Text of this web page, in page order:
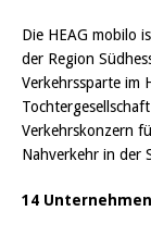
Die HEAG mobilo
der Region
Verkehrssparte im
Verkehrskonzern
Nahverkehr in der
14